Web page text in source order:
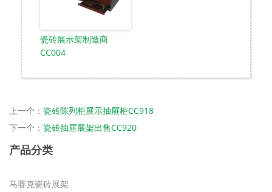
瓷砖展示架制造商
CC004
上一个： 瓷砖陈列柜展示抽屉柜CC918
下一个： 瓷砖抽屉展架出售CC920
产品分类
马赛克瓷砖展架